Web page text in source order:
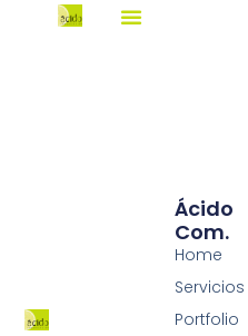
Ácido
Com.
Home
Servicios
Portfolio